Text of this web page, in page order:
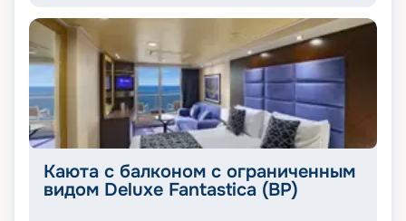
Каюта с балконом с ограниченным
видом Deluxe Fantastica (BP)